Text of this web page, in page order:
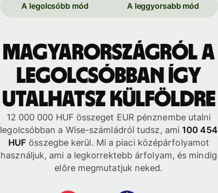
A legolcsóbb mód A leggyorsabb mód
Magyarországról a
legolcsóbban így
utalhatsz külföldre
12 000 000 HUF összeget EUR pénznembe utalni
legolcsóbban a Wise-számládról tudsz, ami 100 454
HUF összegbe kerül. Mi a piaci középárfolyamot
használjuk, ami a legkorrektebb árfolyam, és mindig
előre megmutatjuk neked.